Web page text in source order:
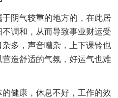
阴气较重的地方的，在此居
调和，从而导致事业财运受
多，声音嘈杂，上下课铃也
造舒适的气氛，好运气也难
健康，休息不好，工作的效